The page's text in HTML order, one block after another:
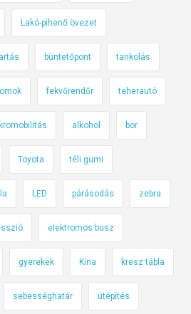
Lakó-pihenő övezet
büntetőpont tankolás
fekvőrendőr teherautó
alkohol bor
Toyota téli gumi
LED párásodás zebra
elektromos busz
gyerekek Kína kresz tábla
sebességhatár útépítés